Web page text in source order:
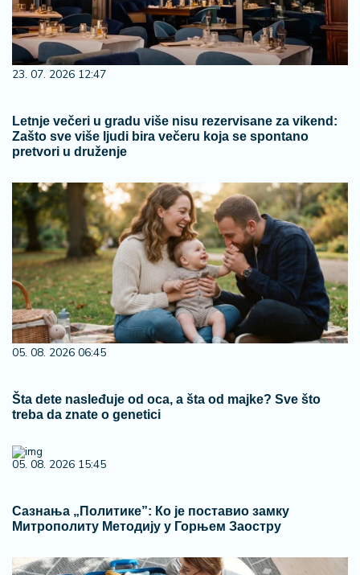
23. 07. 2026 12:47
Letnje večeri u gradu više nisu rezervisane za vikend:
Zašto sve više ljudi bira večeru koja se spontano
pretvori u druženje
05. 08. 2026 06:45
Šta dete nasleđuje od oca, a šta od majke? Sve što
treba da znate o genetici
05. 08. 2026 15:45
Сазнања „Политике”: Ко је поставио замку
Митрополиту Методију у Горњем Заостру